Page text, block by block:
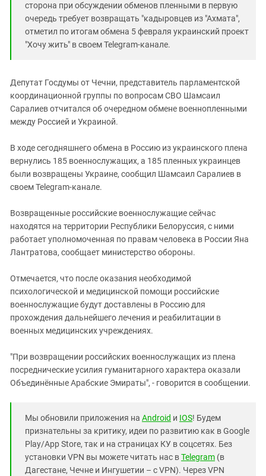
сторона при обсуждении обменов пленными в первую
очередь требует возвращать "кадыровцев из "Ахмата",
отметил по итогам обмена 5 февраля украинский проект
"Хочу жить" в своем Telegram-канале.
Депутат Госдумы от Чечни, представитель парламентской
координационной группы по вопросам СВО Шамсаил
Саралиев отчитался об очередном обмене военнопленными
между Россией и Украиной.
В ходе сегодняшнего обмена в Россию из украинского плена
вернулись 185 военнослужащих, а 185 пленных украинцев
были возвращены Украине, сообщил Шамсаил Саралиев в
своем Telegram-канале.
Возвращенные российские военнослужащие сейчас
находятся на территории Республики Белоруссия, с ними
работает уполномоченная по правам человека в России Яна
Лантратова, сообщает министерство обороны.
Отмечается, что после оказания необходимой
психологической и медицинской помощи российские
военнослужащие будут доставлены в Россию для
прохождения дальнейшего лечения и реабилитации в
военных медицинских учреждениях.
"При возвращении российских военнослужащих из плена
посреднические усилия гуманитарного характера оказали
Объединённые Арабские Эмираты", - говорится в сообщении.
Мы обновили приложения на Android и IOS! Будем
признательны за критику, идеи по развитию как в Google
Play/App Store, так и на страницах КУ в соцсетях. Без
установки VPN вы можете читать нас вTelegram (в
Дагестане, Чечне и Ингушетии – с VPN). Через VPN